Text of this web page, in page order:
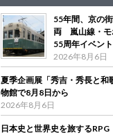
55年間、京の
両 嵐山線・モ
55周年イベン
2026年8月6日
夏季企画展「秀吉・秀長と
物館で8月8日から
2026年8月6日
日本史と世界史を旅する